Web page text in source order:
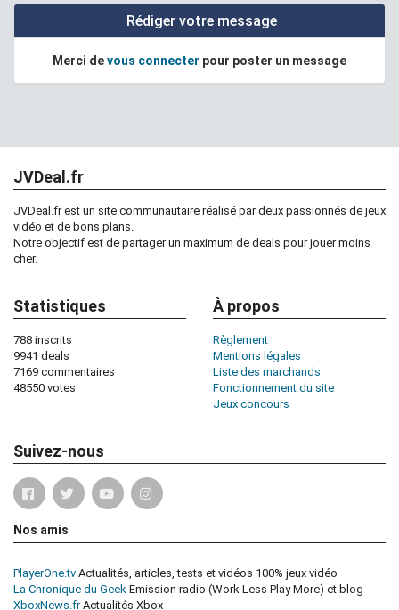
Rédiger votre message
Merci devous connecter pour poster un message
JVDeal.fr
JVDeal.fr est un site communautaire réalisé par deux passionnés de jeux
vidéo et de bons plans.
Notre objectif est de partager un maximum de deals pour jouer moins
cher.
Statistiques
788 inscrits
9941 deals
7169 commentaires
48550 votes
À propos
Règlement
Mentions légales
Liste des marchands
Fonctionnement du site
Jeux concours
Suivez-nous
Nos amis
PlayerOne.tv Actualités, articles, tests et vidéos 100% jeux vidéo
La Chronique du Geek Emission radio (Work Less Play More) et blog
XboxNews.frActualités Xbox